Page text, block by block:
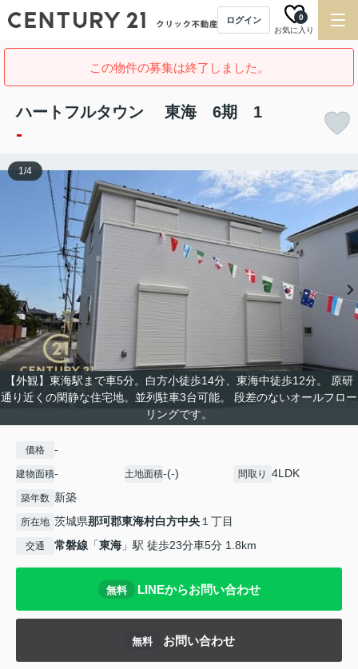
ログイン
お気に入り
0
この物件の募集は終了しました。
ハートフルタウン 東海 6期 1
-
【外観】東海駅まで車5分。白方小徒歩14分、東海中徒歩12分。 原研
通り近くの閑静な住宅地。並列駐車3台可能。 段差のないオールフロー
リングです。
1/4
価格 -
建物面積- 土地面積-(-) 間取り 4LDK
築年数 新築
所在地 茨城県那珂郡東海村白方中央１丁目
交通 常磐線 「東海 」駅 徒歩23分車5分 1.8km
無料 LINEからお問い合わせ
無料 お問い合わせ